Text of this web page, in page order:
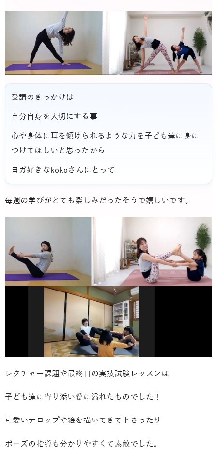
受講のきっかけは
自分自身を大切にする事
心や身体に耳を傾けられるような力を子ども達に身に
つけてほしいと思ったから
ヨガ好きなkokoさんにとって
毎週の学びがとても楽しみだったそうで嬉しいです。
レクチャー課題や最終日の実技試験レッスンは
子ども達に寄り添い愛に溢れたものでした！
可愛いテロップや絵を描いてきて下さったり
ポーズの指導も分かりやすくて素敵でした。